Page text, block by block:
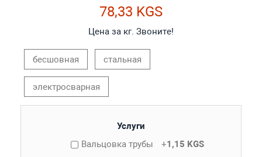
78,33 KGS
Цена за кг. Звоните!
бесшовная стальная
электросварная
Услуги
Вальцовка трубы
+1,15 KGS